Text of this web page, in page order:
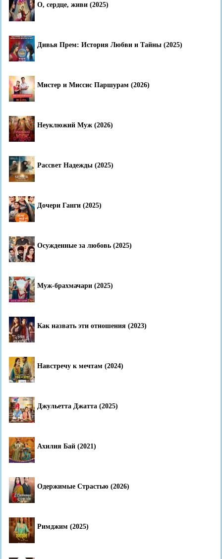
О, сердце, живи (2025)
Дивья Прем: История Любви и Тайны (2025)
Мистер и Миссис Паршурам (2026)
Неуклюжий Муж (2026)
Рассвет Надежды (2025)
Дочери Ганги (2025)
Осужденные за любовь (2025)
Муж-брахмачари (2025)
Как назвать эти отношения (2023)
Навстречу к мечтам (2024)
Джульетта Джатта (2025)
Ахилия Бай (2021)
Одержимые Страстью (2026)
Римджим (2025)